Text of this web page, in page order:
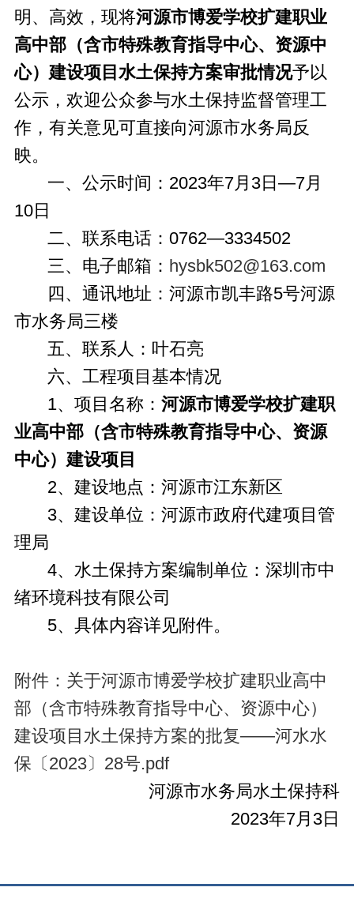
明、高效，现将河源市博爱学校扩建职业
高中部（含市特殊教育指导中心、资源中
心）建设项目水土保持方案审批情况予以
公示，欢迎公众参与水土保持监督管理工
作，有关意见可直接向河源市水务局反
映。
一、公示时间：2023年7月3日—7月
10日
二、联系电话：0762—3334502
三、电子邮箱： hysbk502@163.com
四、通讯地址：河源市凯丰路5号河源
市水务局三楼
五、联系人：叶石亮
六、工程项目基本情况
1、项目名称： 河源市博爱学校扩建职
业高中部（含市特殊教育指导中心、资源
中心）建设项目
2、建设地点：河源市江东新区
3、建设单位：河源市政府代建项目管
理局
4、水土保持方案编制单位：深圳市中
绪环境科技有限公司
5、具体内容详见附件。
附件：关于河源市博爱学校扩建职业高中
部（含市特殊教育指导中心、资源中心）
建设项目水土保持方案的批复——河水水
保〔2023〕28号.pdf
河源市水务局水土保持科
2023年7月3日